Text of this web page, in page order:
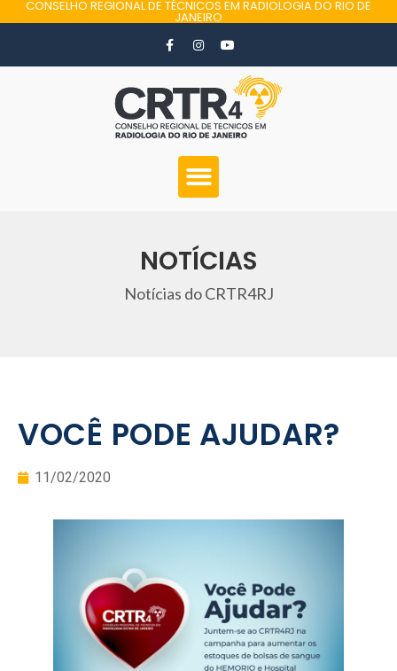
CONSELHO REGIONAL DE TÉCNICOS EM RADIOLOGIA DO RIO DE
JANEIRO
NOTÍCIAS
Notícias do CRTR4RJ
VOCÊ PODE AJUDAR?
11/02/2020